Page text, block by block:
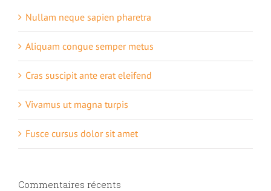
Nullam neque sapien pharetra
Aliquam congue semper metus
Cras suscipit ante erat eleifend
Vivamus ut magna turpis
Fusce cursus dolor sit amet
Commentaires récents